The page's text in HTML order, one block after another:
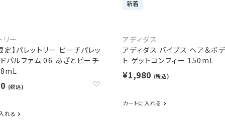
新着
リー
定】パレットリー ピーチパレッ
パルファム 06 あざとピーチ
(税込)
れる
アディダス
アディダス バイブス ヘア＆ボ
ト ゲットコンフィー 150mL
¥1,980 (税込)
カートに入れる